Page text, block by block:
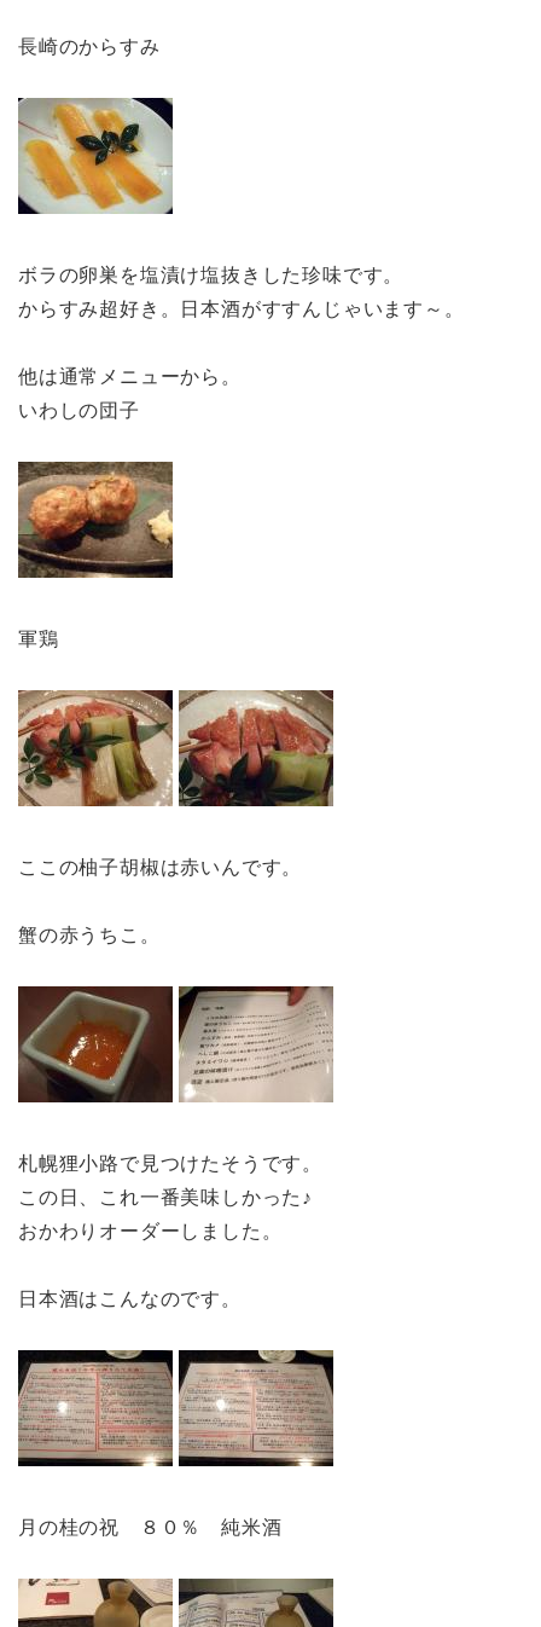
長崎のからすみ
ボラの卵巣を塩漬け塩抜きした珍味です。
からすみ超好き。日本酒がすすんじゃいます～。
他は通常メニューから。
いわしの団子
軍鶏
ここの柚子胡椒は赤いんです。
蟹の赤うちこ。
札幌狸小路で見つけたそうです。
この日、これ一番美味しかった♪
おかわりオーダーしました。
日本酒はこんなのです。
月の桂の祝 ８０％ 純米酒